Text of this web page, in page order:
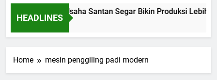
HEADLINES
Efisiensi Usaha Santan Segar Bikin Produksi Lebih
4 Hari Ago
Home mesin penggiling padi modern